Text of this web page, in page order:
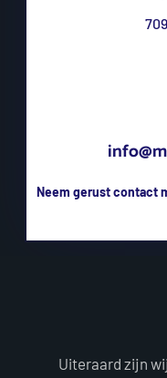
Neem gerust contact
Uiteraard zijn